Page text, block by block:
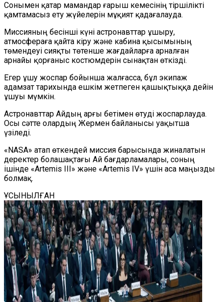
Сонымен қатар мамандар ғарыш кемесінің тіршілікті
қамтамасыз ету жүйелерін мұқият қадағалауда.
Миссияның бесінші күні астронавттар ұшыру,
атмосфераға қайта кіру және кабина қысымының
төмендеуі сияқты төтенше жағдайларға арналған
арнайы қорғаныс костюмдерін сынақтан өткізді.
Егер ұшу жоспар бойынша жалғасса, бұл экипаж
адамзат тарихында ешкім жетпеген қашықтыққа дейін
ұшуы мүмкін.
Астронавттар Айдың арғы бетімен өтуді жоспарлауда.
Осы сәтте олардың Жермен байланысы уақытша
үзіледі.
«NASA» атап өткендей миссия барысында жиналатын
деректер болашақтағы Ай бағдарламалары, соның
ішінде «Artemis III» және «Artemis IV» үшін аса маңызды
болмақ.
ҰСЫНЫЛҒАН